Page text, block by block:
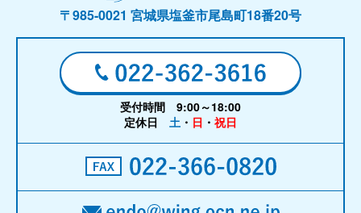
〒985-0021 宮城県塩釜市尾島町18番20号
受付時間 9:00～18:00
定休日 土 ・ 日 ・ 祝日